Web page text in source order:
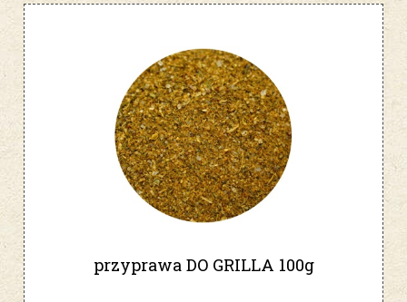
przyprawa DO GRILLA 100g